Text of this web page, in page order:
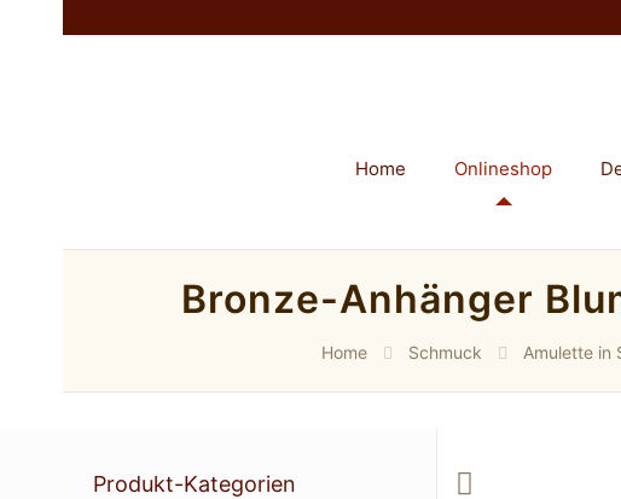
Home Onlineshop
Bronze-Anhänger
Home Schmuck Amulette in
Produkt-Kategorien